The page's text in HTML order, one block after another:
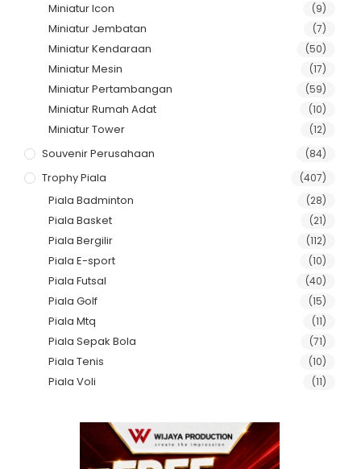
Miniatur Icon (9)
Miniatur Jembatan (7)
Miniatur Kendaraan (50)
Miniatur Mesin (17)
Miniatur Pertambangan (59)
Miniatur Rumah Adat (10)
Miniatur Tower (12)
Souvenir Perusahaan (84)
Trophy Piala (407)
Piala Badminton (28)
Piala Basket (21)
Piala Bergilir (112)
Piala E-sport (10)
Piala Futsal (40)
Piala Golf (15)
Piala Mtq (11)
Piala Sepak Bola (71)
Piala Tenis (10)
Piala Voli (11)